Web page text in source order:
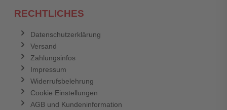
RECHTLICHES
Datenschutzerklärung
Versand
Zahlungsinfos
Impressum
Widerrufsbelehrung
Cookie Einstellungen
AGB und Kundeninformation